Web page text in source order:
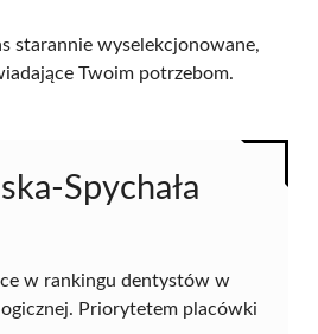
starannie wyselekcjonowane,
Twoim potrzebom.
Spychała
w rankingu dentystów w
Priorytetem placówki